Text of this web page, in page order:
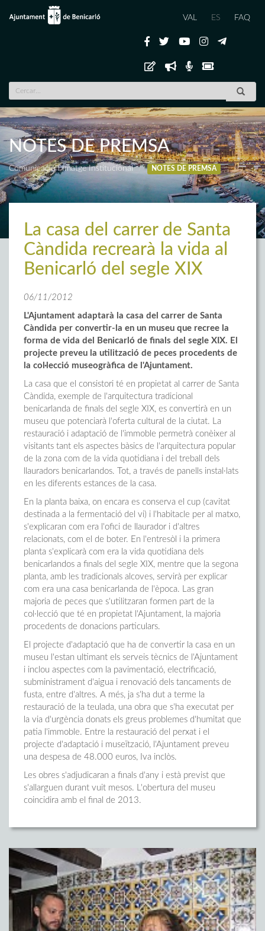
VAL ES FAQ
NOTES DE PREMSA
Comunicació i Imatge Institucional NOTES DE PREMSA
La casa del carrer de Santa
Càndida recrearà la vida al
Benicarló del segle XIX
06/11/2012
L'Ajuntament adaptarà la casa del carrer de Santa
Càndida per convertir-la en un museu que recree la
forma de vida del Benicarló de finals del segle XIX. El
projecte preveu la utilització de peces procedents de
la col·lecció museogràfica de l'Ajuntament.
La casa que el consistori té en propietat al carrer de Santa
Càndida, exemple de l'arquitectura tradicional
benicarlanda de finals del segle XIX, es convertirà en un
museu que potenciarà l'oferta cultural de la ciutat. La
restauració i adaptació de l'immoble permetrà conèixer al
visitants tant els aspectes bàsics de l'arquitectura popular
de la zona com de la vida quotidiana i del treball dels
llauradors benicarlandos. Tot, a través de panells instal·lats
en les diferents estances de la casa.
En la planta baixa, on encara es conserva el cup (cavitat
destinada a la fermentació del vi) i l'habitacle per al matxo,
s'explicaran com era l'ofici de llaurador i d'altres
relacionats, com el de boter. En l'entresòl i la primera
planta s'explicarà com era la vida quotidiana dels
benicarlandos a finals del segle XIX, mentre que la segona
planta, amb les tradicionals alcoves, servirà per explicar
com era una casa benicarlanda de l'època. Las gran
majoria de peces que s'utilitzaran formen part de la
col·lecció que té en propietat l'Ajuntament, la majoria
procedents de donacions particulars.
El projecte d'adaptació que ha de convertir la casa en un
museu l'estan ultimant els serveis tècnics de l'Ajuntament
i inclou aspectes com la pavimentació, electrificació,
subministrament d'aigua i renovació dels tancaments de
fusta, entre d'altres. A més, ja s'ha dut a terme la
restauració de la teulada, una obra que s'ha executat per
la via d'urgència donats els greus problemes d'humitat que
patia l'immoble. Entre la restauració del perxat i el
projecte d'adaptació i museïtzació, l'Ajuntament preveu
una despesa de 48.000 euros, Iva inclòs.
Les obres s'adjudicaran a finals d'any i està previst que
s'allarguen durant vuit mesos. L'obertura del museu
coincidira amb el final de 2013.